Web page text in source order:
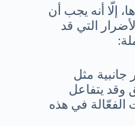
إلّا أنه يجب أن
التي قد
جانبية مثل
وقد يتفاعل
الفعّالة في هذه